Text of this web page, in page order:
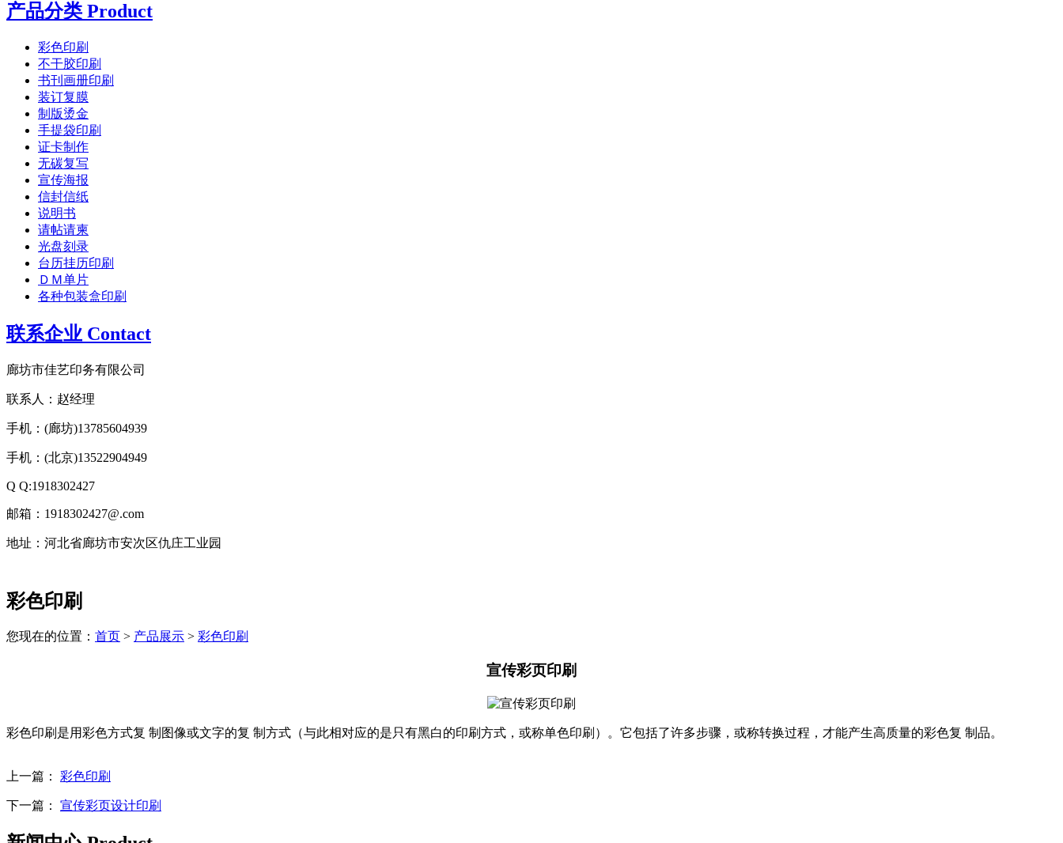
产品分类 Product
彩色印刷
不干胶印刷
书刊画册印刷
装订复膜
制版烫金
手提袋印刷
证卡制作
无碳复写
宣传海报
信封信纸
说明书
请帖请柬
光盘刻录
台历挂历印刷
ＤＭ单片
各种包装盒印刷
联系企业 Contact
廊坊市佳艺印务有限公司
联系人：赵经理
手机：(廊坊)13785604939
手机：(北京)13522904949
Q Q:1918302427
邮箱：1918302427@.com
地址：河北省廊坊市安次区仇庄工业园
术
持：
设
上
海
有
肥
彩色印刷
您现在的位置： 首页 > 产品展示 > 彩色印刷
宣传彩页印刷
彩色印刷是用彩色方式复 制图像或文字的复 制方式（与此相对应的是只有黑白的印刷方式，或称单色印刷）。它包括了许多步骤，或称转换过程，才能产生高质量的彩色复 制品。
上一篇： 彩色印刷
下一篇： 宣传彩页设计印刷